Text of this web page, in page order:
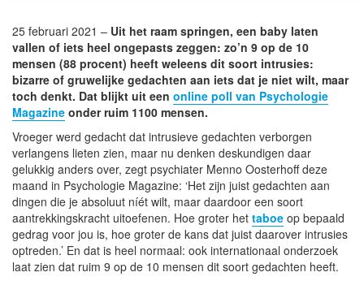
25 februari 2021 – Uit het raam springen, een baby laten
vallen of iets heel ongepasts zeggen: zo’n 9 op de 10
mensen (88 procent) heeft weleens dit soort intrusies:
bizarre of gruwelijke gedachten aan iets dat je niet wilt, maar
toch denkt. Dat blijkt uit een online poll van Psychologie
Magazine onder ruim 1100 mensen.
Vroeger werd gedacht dat intrusieve gedachten verborgen
verlangens lieten zien, maar nu denken deskundigen daar
gelukkig anders over, zegt psychiater Menno Oosterhoff deze
maand in Psychologie Magazine: ‘Het zijn juist gedachten aan
dingen die je absoluut níét wilt, maar daardoor een soort
aantrekkingskracht uitoefenen. Hoe groter het taboe op bepaald
gedrag voor jou is, hoe groter de kans dat juist daarover intrusies
optreden.’ En dat is heel normaal: ook internationaal onderzoek
laat zien dat ruim 9 op de 10 mensen dit soort gedachten heeft.